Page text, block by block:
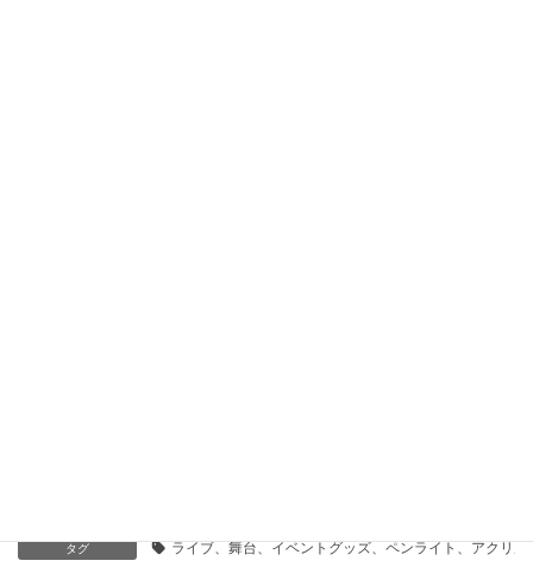
タグ ライブ、舞台、イベントグッズ、ペンライト、アクリ